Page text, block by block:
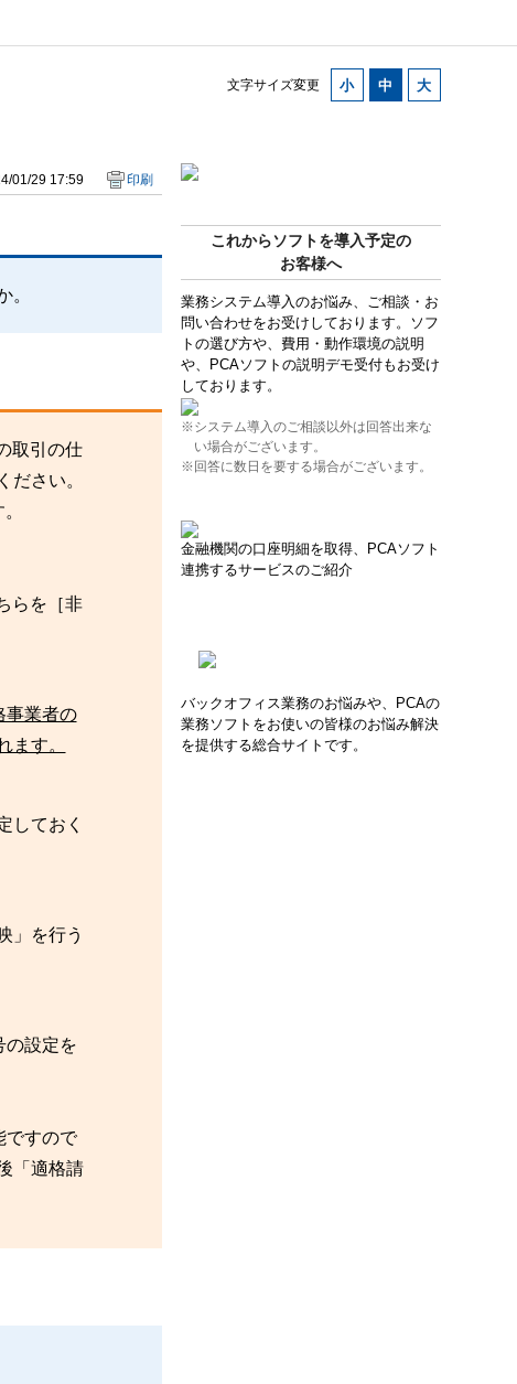
文字サイズ変更
これからソフトを導入予定の
お客様へ
業務システム導入のお悩み、ご相談・お
問い合わせをお受けしております。ソフ
トの選び方や、費用・動作環境の説明
や、PCAソフトの説明デモ受付もお受け
しております。
※システム導入のご相談以外は回答出来な
い場合がございます。
※回答に数日を要する場合がございます。
金融機関の口座明細を取得、PCAソフト
連携するサービスのご紹介
バックオフィス業務のお悩みや、PCAの
業務ソフトをお使いの皆様のお悩み解決
を提供する総合サイトです。
01/29 17:59 印刷
。
取引の仕
さい。
らを［非
事業者の
す。
しておく
」を行う
の設定を
ですので
「適格請